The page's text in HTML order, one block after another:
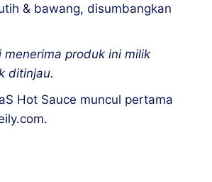
& bawang, disumbangkan
menerima produk ini milik
ditinjau.
Hot Sauce muncul pertama